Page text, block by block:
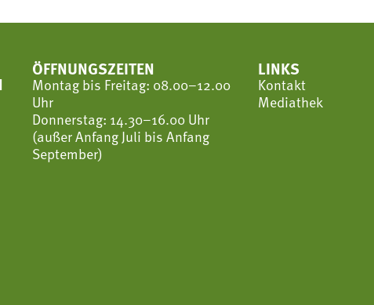
ÖFFNUNGSZEITEN
Montag bis Freitag: 08.00–12.00
Uhr
Donnerstag: 14.30–16.00 Uhr
(außer Anfang Juli bis Anfang
September)
LINKS
Kontakt
Mediathek